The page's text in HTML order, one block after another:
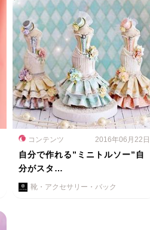
コンテンツ 2016年06月22日
自分で作れる”ミニトルソー”自
分がスタ…
靴・アクセサリー・バック